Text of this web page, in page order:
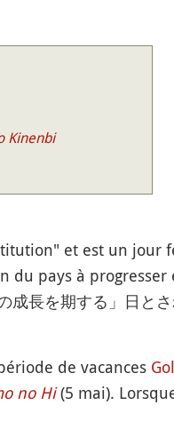
Kinenbi
et est un jour
pays à
成長を期する」日と
de vacances
no Hi(5 mai).